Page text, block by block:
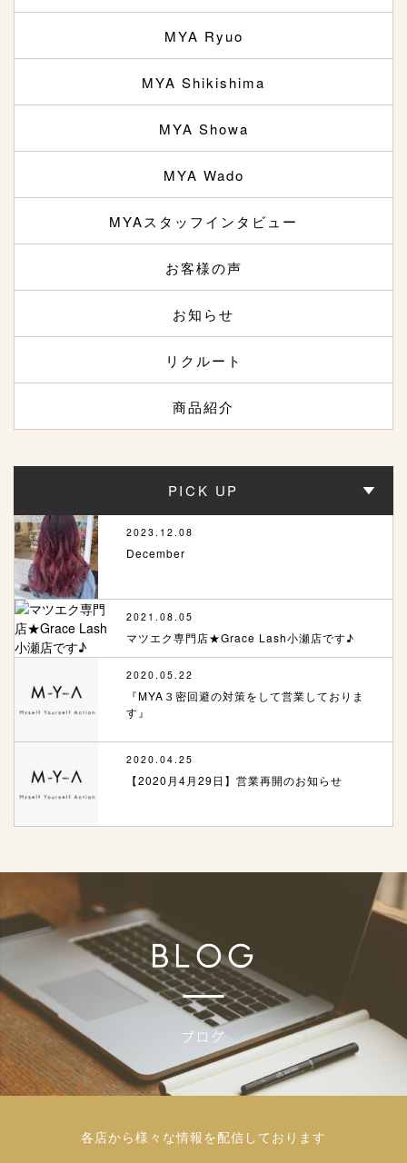
MYA Ryuo
MYA Shikishima
MYA Showa
MYA Wado
MYAスタッフインタビュー
お客様の声
お知らせ
リクルート
商品紹介
PICK UP
2023.12.08
December
2021.08.05
マツエク専門店★Grace Lash小瀬店です♪
2020.05.22
『MYA３密回避の対策をして営業しておりま
す』
2020.04.25
【2020月4月29日】営業再開のお知らせ
各店から様々な情報を配信しております